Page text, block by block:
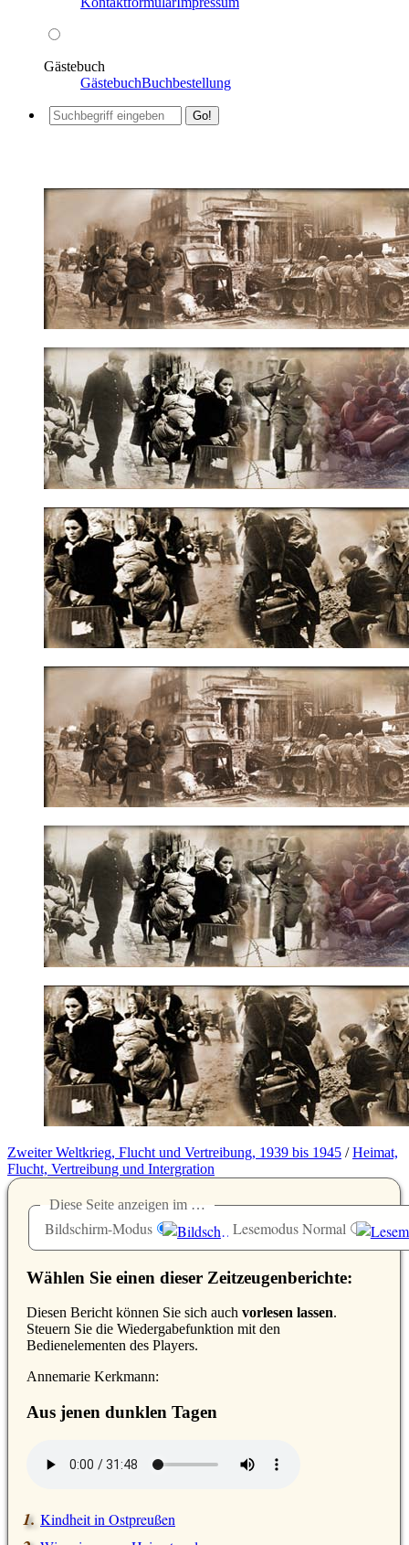
Gästebuch
GästebuchBuchbestellung
Zweiter Weltkrieg, Flucht und Vertreibung, 1939 bis 1945 /Heimat,
Flucht, Vertreibung und Intergration
Diese Seite anzeigen im …
Bildschirm-Modus Lesemodus Normal
Wählen Sie einen dieser Zeitzeugenberichte:
Diesen Bericht können Sie sich auch vorlesen lassen.
Steuern Sie die Wiedergabefunktion mit den
Bedienelementen des Players.
Annemarie Kerkmann:
Aus jenen dunklen Tagen
Kindheit in Ostpreußen